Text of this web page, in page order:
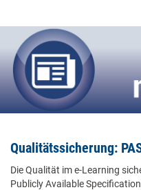
Qualitätssicherung:
Die Qualität im e-Learning
Publicly Available